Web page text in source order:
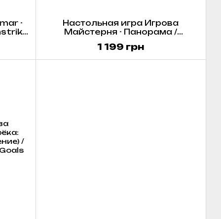
-
Настольная игра Игрова
Майстерня - Панорама /
1 199 грн